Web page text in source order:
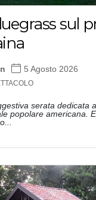
sul
5 Agosto 2026
serata dedicata
popolare americana.